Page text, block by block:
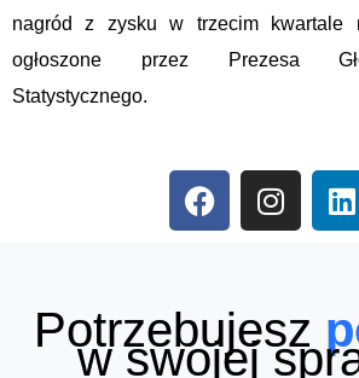
nagród z zysku w trzecim kwartale
ogłoszone przez Prezesa
Statystycznego.
F
a
o
o
I
n
g
r
L
i
d
i
Potrzebujesz
w swojej